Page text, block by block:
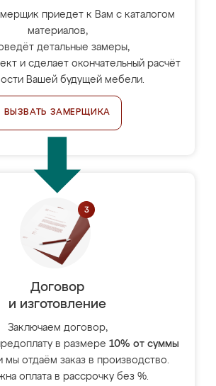
приедет к Вам с каталогом
материалов,
детальные замеры,
и сделает окончательный расчёт
Вашей будущей мебели.
ВЫЗВАТЬ ЗАМЕРЩИКА
Договор
и изготовление
Заключаем договор,
в размере 10% от суммы
мы отдаём заказ в производство.
оплата в рассрочку без %.